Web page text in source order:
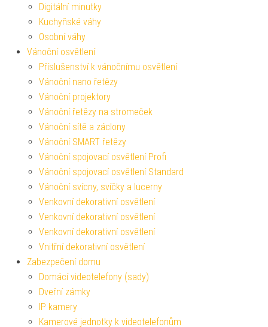
Digitální minutky
Kuchyňské váhy
Osobní váhy
Vánoční osvětlení
Příslušenství k vánočnímu osvětlení
Vánoční nano řetězy
Vánoční projektory
Vánoční řetězy na stromeček
Vánoční sítě a záclony
Vánoční SMART řetězy
Vánoční spojovací osvětlení Profi
Vánoční spojovací osvětlení Standard
Vánoční svícny, svíčky a lucerny
Venkovní dekorativní osvětlení
Venkovní dekorativní osvětlení
Venkovní dekorativní osvětlení
Vnitřní dekorativní osvětlení
Zabezpečení domu
Domácí videotelefony (sady)
Dveřní zámky
IP kamery
Kamerové jednotky k videotelefonům